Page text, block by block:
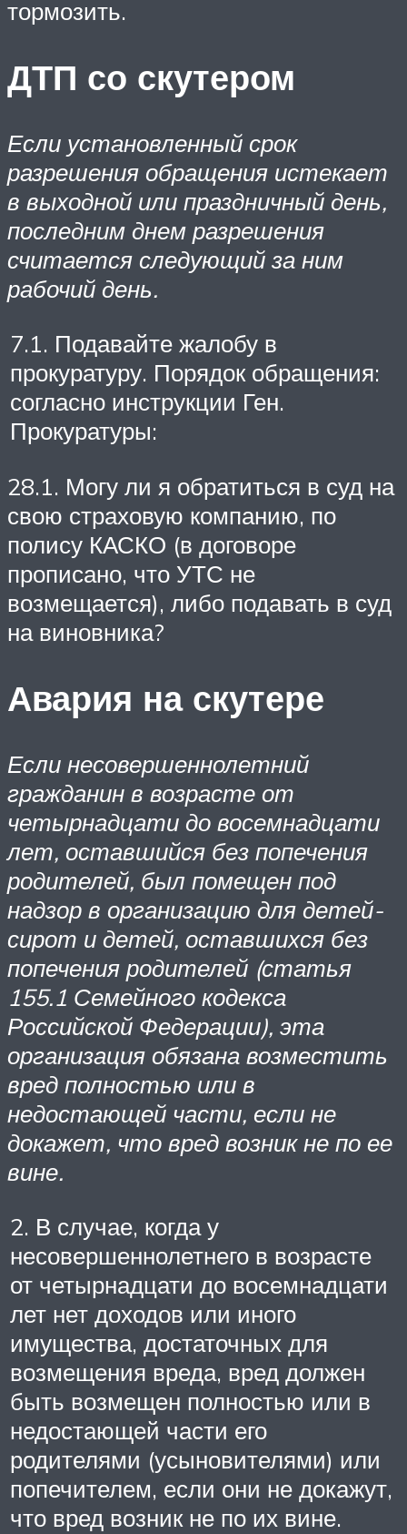
тормозить.
ДТП со скутером
Если установленный срок
разрешения обращения истекает
в выходной или праздничный день,
последним днем разрешения
считается следующий за ним
рабочий день.
7.1. Подавайте жалобу в
прокуратуру. Порядок обращения:
согласно инструкции Ген.
Прокуратуры:
28.1. Могу ли я обратиться в суд на
свою страховую компанию, по
полису КАСКО (в договоре
прописано, что УТС не
возмещается), либо подавать в суд
на виновника?
Авария на скутере
Если несовершеннолетний
гражданин в возрасте от
четырнадцати до восемнадцати
лет, оставшийся без попечения
родителей, был помещен под
надзор в организацию для детей-
сирот и детей, оставшихся без
попечения родителей (статья
155.1 Семейного кодекса
Российской Федерации), эта
организация обязана возместить
вред полностью или в
недостающей части, если не
докажет, что вред возник не по ее
вине.
2. В случае, когда у
несовершеннолетнего в возрасте
от четырнадцати до восемнадцати
лет нет доходов или иного
имущества, достаточных для
возмещения вреда, вред должен
быть возмещен полностью или в
недостающей части его
родителями (усыновителями) или
попечителем, если они не докажут,
что вред возник не по их вине.